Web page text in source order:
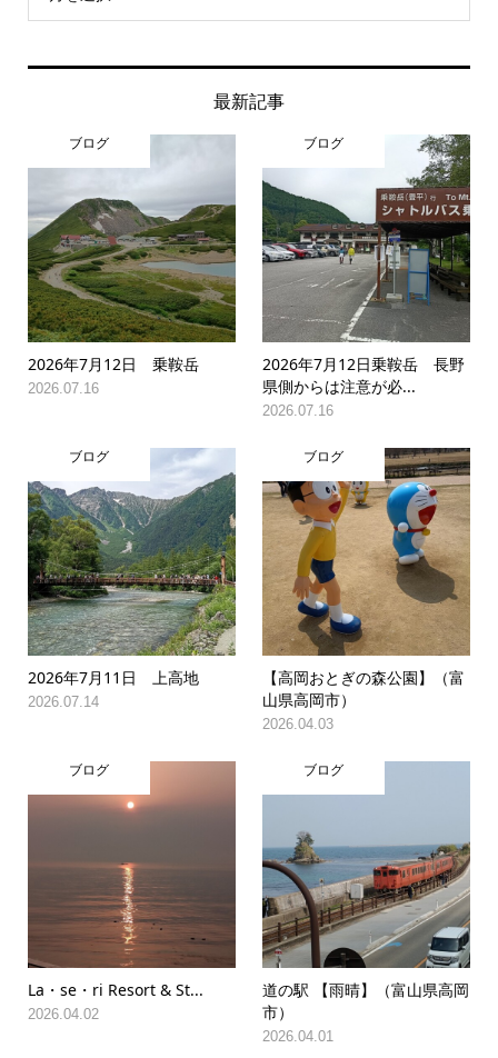
最新記事
ブログ
2026年7月12日 乗鞍岳
2026.07.16
ブログ
2026年7月12日乗鞍岳 長野
県側からは注意が必...
2026.07.16
ブログ
2026年7月11日 上高地
2026.07.14
ブログ
【高岡おとぎの森公園】（富
山県高岡市）
2026.04.03
ブログ
La・se・ri Resort & St...
2026.04.02
ブログ
道の駅 【雨晴】（富山県高岡
市）
2026.04.01